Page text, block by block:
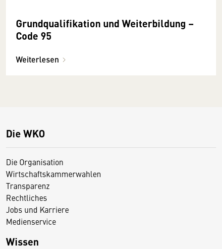
Grundqualifikation und Weiterbildung –
Code 95
Weiterlesen
Die WKO
Die Organisation
Wirtschaftskammerwahlen
Transparenz
Rechtliches
Jobs und Karriere
Medienservice
Wissen